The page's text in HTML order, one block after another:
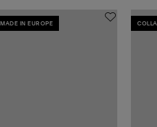
MADE IN EUROPE